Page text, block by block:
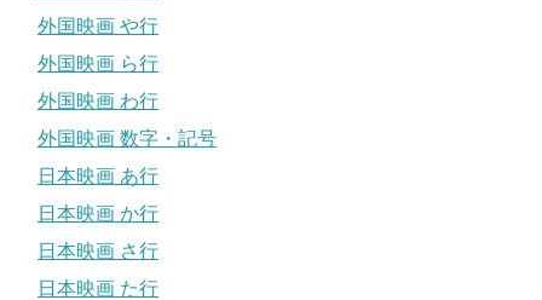
外国映画 や行
外国映画 ら行
外国映画 わ行
外国映画 数字・記号
日本映画 あ行
日本映画 か行
日本映画 さ行
日本映画 た行